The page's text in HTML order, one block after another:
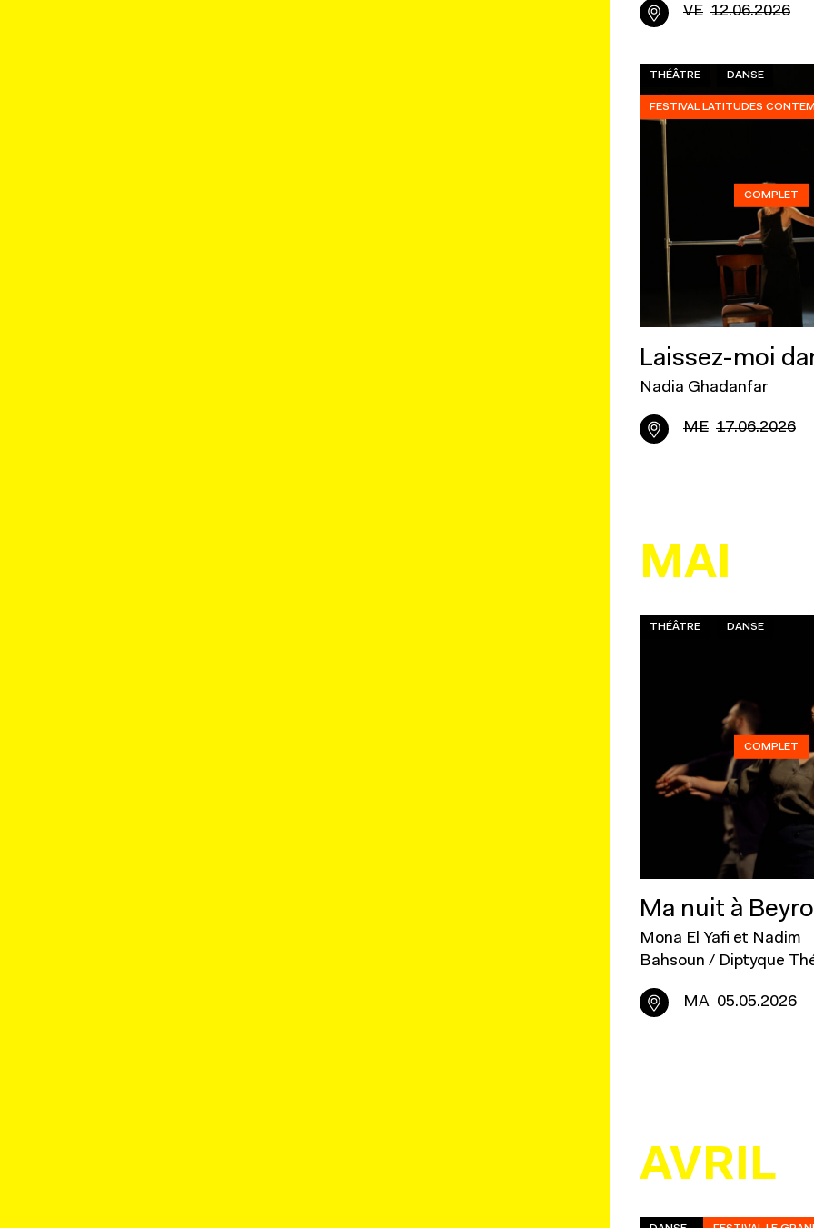
VE 12.06.2026
COMPLET
THÉÂTRE DANSE
FESTIVAL LATITUDES
Laissez-moi
Nadia Ghadanfar
ME 17.06.2026
MAI
COMPLET
THÉÂTRE DANSE
Ma nuit à
Mona El Yafi et Nadim
Bahsoun / Diptyque
MA 05.05.2026
AVRIL